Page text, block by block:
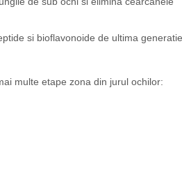
si bioflavonoide de ultima
multe etape zona din jurul ochilor: